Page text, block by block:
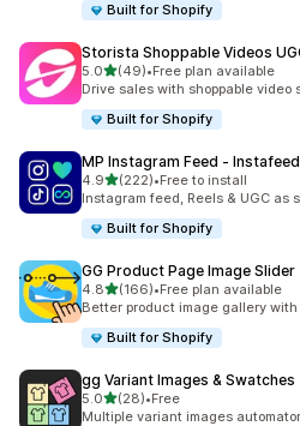
Built for Shopify
Storista Shoppable Videos
5.0เต็ม 5 ดาว
(49)
ทั้งหมด 49 รีวิว
•Free plan available
Drive sales with shoppable video
Built for Shopify
MP Instagram Feed ‑ Instafeed
4.9เต็ม 5 ดาว
(222)
ทั้งหมด 222 รีวิว
•Free to install
Instagram feed, Reels & UGC as
Built for Shopify
GG Product Page Image Slider
4.8เต็ม 5 ดาว
(166)
ทั้งหมด 166 รีวิว
•Free plan available
Better product image gallery
Built for Shopify
gg Variant Images & Swatches
5.0เต็ม 5 ดาว
(28)
ทั้งหมด 28 รีวิว
•Free
Multiple variant images